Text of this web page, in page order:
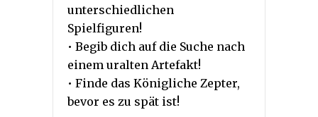
unterschiedlichen
Spielfiguren!
• Begib dich auf die Suche nach
einem uralten Artefakt!
• Finde das Königliche Zepter,
bevor es zu spät ist!